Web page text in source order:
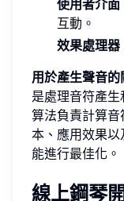
使用者介面
互動。
效果處理器
用於產生聲音
是處理音符產
算法負責計算
本、應用效果
能進行最佳化。
線上鋼琴